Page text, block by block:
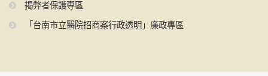
揭弊者保護專區
「台南市立醫院招商案行政透明」廉政專區